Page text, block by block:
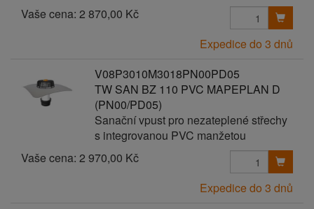
Vaše cena: 2 870,00 Kč
Expedice do 3 dnů
V08P3010M3018PN00PD05
TW SAN BZ 110 PVC MAPEPLAN D
(PN00/PD05)
Sanační vpust pro nezateplené střechy
s integrovanou PVC manžetou
Vaše cena: 2 970,00 Kč
Expedice do 3 dnů